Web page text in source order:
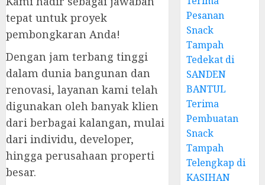
tepat untuk proyek
pembongkaran Anda!
Dengan jam terbang tinggi
dalam dunia bangunan dan
renovasi, layanan kami telah
digunakan oleh banyak klien
dari berbagai kalangan, mulai
dari individu, developer,
hingga perusahaan properti
besar.
Pesanan
Snack
Tampah
Tedekat di
SANDEN
BANTUL
Terima
Pembuatan
Snack
Tampah
Telengkap di
KASIHAN